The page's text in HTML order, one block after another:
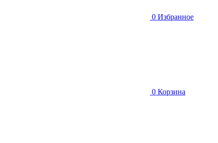
0 Избранное
0 Корзина